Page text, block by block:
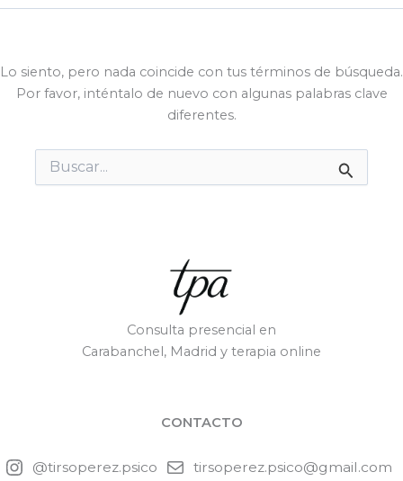
Lo siento, pero nada coincide con tus términos de búsqueda.
Por favor, inténtalo de nuevo con algunas palabras clave
diferentes.
Buscar
por:
Consulta presencial en
Carabanchel, Madrid y terapia online
CONTACTO
@tirsoperez.psico tirsoperez.psico@gmail.com